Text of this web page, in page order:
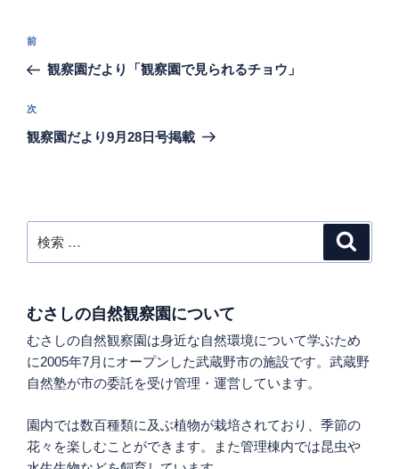
投
ナ
ビ
ゲ
ン
過
去
投
稿
前
観察園だより「観察園で見られるチョウ」
次
の
次
観察園だより9月28日号掲載
索:
むさしの自然観察園について
むさしの自然観察園は身近な自然環境について学ぶため
に2005年7月にオープンした武蔵野市の施設です。武蔵野
自然塾が市の委託を受け管理・運営しています。
園内では数百種類に及ぶ植物が栽培されており、季節の
花々を楽しむことができます。また管理棟内では昆虫や